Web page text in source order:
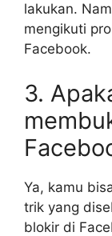
lakukan.
mengikuti
Facebook.
3.
Ya, kamu
trik yang
blokir di